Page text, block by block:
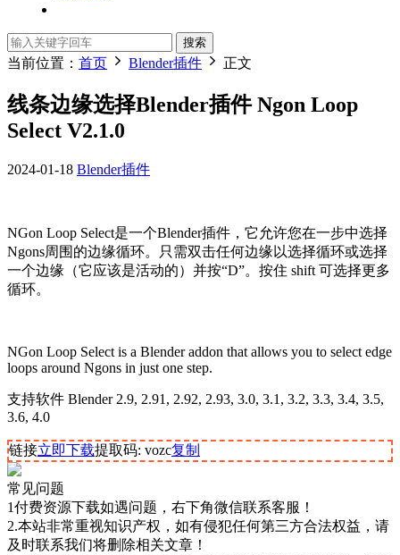
搜索
当前位置： 首页 Blender插件 正文
线条边缘选择Blender插件 Ngon Loop
Select V2.1.0
2024-01-18 Blender插件
NGon Loop Select是一个Blender插件，它允许您在一步中选择
Ngons周围的边缘循环。只需双击任何边缘以选择循环或选择
一个边缘（它应该是活动的）并按“D”。按住 shift 可选择更多
循环。
NGon Loop Select is a Blender addon that allows you to select edge
loops around Ngons in just one step.
支持软件 Blender 2.9, 2.91, 2.92, 2.93, 3.0, 3.1, 3.2, 3.3, 3.4, 3.5,
3.6, 4.0
链接立即下载提取码: vozc复制
常见问题
1付费资源下载如遇问题，右下角微信联系客服！
2.本站非常重视知识产权，如有侵犯任何第三方合法权益，请
及时联系我们将删除相关文章！